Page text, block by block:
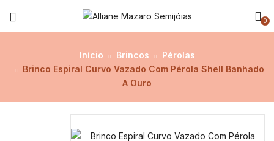
0
Início Brincos
Pérolas
Brinco Espiral Curvo Vazado Com Pérola Shell Banhado
A Ouro